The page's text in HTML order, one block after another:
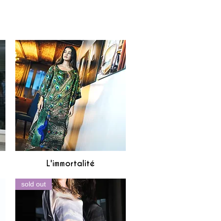
Aperçu rapide
L'immortalité
sold out